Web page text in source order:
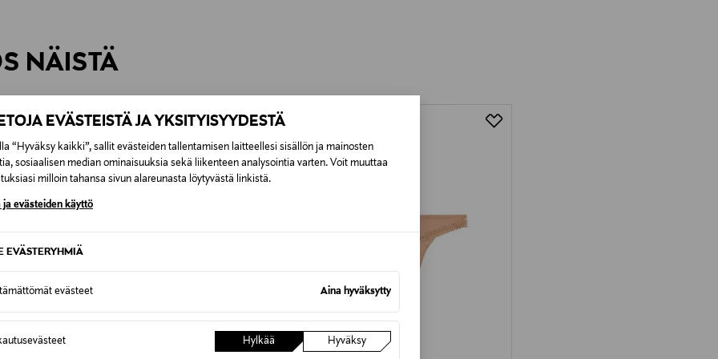
EVÄSTEISTÄ JA YKSITYISYYDESTÄ
“Hyväksy kaikki”, sallit evästeiden tallentamisen laitteellesi sisällön ja mainosten
sosiaalisen median ominaisuuksia sekä liikenteen analysointia varten. Voit muuttaa
milloin tahansa sivun alareunasta löytyvästä linkistä.
ja evästeiden käyttö
EVÄSTERYHMIÄ
evästeet Aina hyväksytty
Hylkää Hyväksy
Alk. 6,90 €, kun toimitus on saatavilla valittuun osoitteeseen.
NÄISTÄ